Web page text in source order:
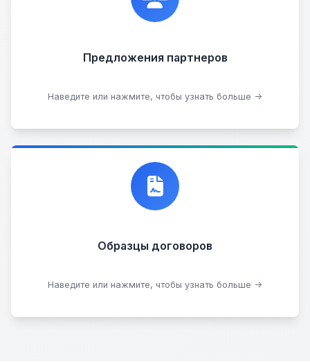
Предложения партнеров
Наведите или нажмите, чтобы узнать больше →
сотрудничеству.
Стать партнером
Образцы договоров
Наведите или нажмите, чтобы узнать больше →
Договор купли-продажи
Скачать образцы